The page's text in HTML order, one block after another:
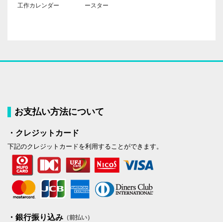
工作カレンダー
ースター
お支払い方法について
・クレジットカード
下記のクレジットカードを利用することができます。
・銀行振り込み （前払い）